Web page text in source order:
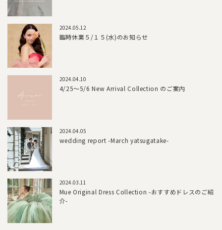
2024.05.12
臨時休業５/１５(水)のお知らせ
2024.04.10
4/25～5/6 New Arrival Collection のご案内
2024.04.05
wedding report -March yatsugatake-
2024.03.11
Mue Original Dress Collection -おすすめドレスのご紹
介-